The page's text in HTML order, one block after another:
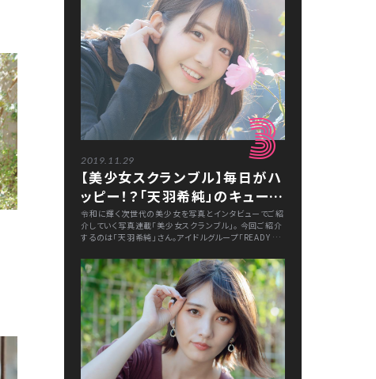
3
2019.11.29
【美少女スクランブル】毎日がハ
ッピー！？「天羽希純」のキュート
な笑顔に癒される
令和に輝く次世代の美少女を写真とインタビューでご紹
介していく写真連載「美少女スクランブル」。 今回ご紹介
するのは「天羽希純」さん。アイドルグループ「READY TO
今グラビア界でも熱い注目を集める彼女の素顔に迫りま
す！